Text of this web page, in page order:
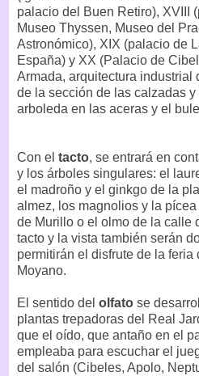
palacio del Buen Retiro), XVIII
Museo Thyssen, Museo del
Astronómico), XIX (palacio de
España) y XX (Palacio de
Armada, arquitectura industrial
de la sección de las calzadas
arboleda en las aceras y el
Con el tacto, se entrará en
y los árboles singulares: el
el madroño y el ginkgo de la
almez, los magnolios y la
de Murillo o el olmo de la calle
tacto y la vista también serán
permitirán el disfrute de la
Moyano.
El sentido del olfato se
plantas trepadoras del Real
que el oído, que antaño en el
empleaba para escuchar el
del salón (Cibeles, Apolo,